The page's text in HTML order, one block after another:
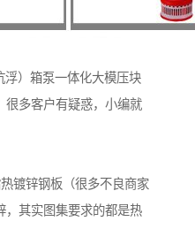
浮）箱泵一体化大模压块
很多客户有疑惑，小编就
镀锌钢板（很多不良商家
，其实图集要求的都是热